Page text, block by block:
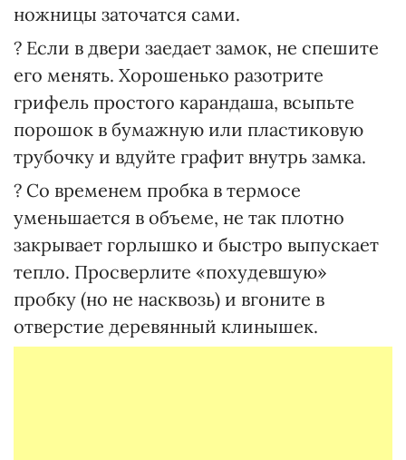
ножницы заточатся сами.
? Если в двери заедает замок, не спешите
его менять. Хорошенько разотрите
грифель простого карандаша, всыпьте
порошок в бумажную или пластиковую
трубочку и вдуйте графит внутрь замка.
? Со временем пробка в термосе
уменьшается в объеме, не так плотно
закрывает горлышко и быстро выпускает
тепло. Просверлите «похудевшую»
пробку (но не насквозь) и вгоните в
отверстие деревянный клинышек.